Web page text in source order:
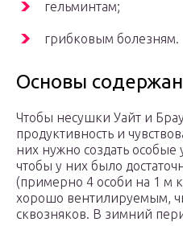
гельминтам;
грибковым болезням.
Основы
Чтобы несушки Уайт и
продуктивность и
них нужно создать особые
чтобы у них было
(примерно 4 особи на 1 м
хорошо вентилируемым,
сквозняков. В зимний